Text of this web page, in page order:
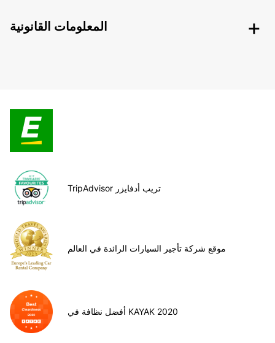
المعلومات القانونية
TripAdvisor تريب أدفايزر
موقع شركة تأجير السيارات الرائدة في العالم
أفضل نظافة في KAYAK 2020